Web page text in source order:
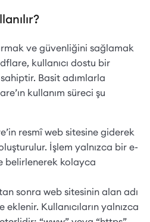
ve güvenliğini sağlamak
kullanıcı dostu bir
Basit adımlarla
kullanım süreci şu
resmî web sitesine giderek
İşlem yalnızca bir e-
belirlenerek kolayca
sonra web sitesinin alan adı
Kullanıcıların yalnızca